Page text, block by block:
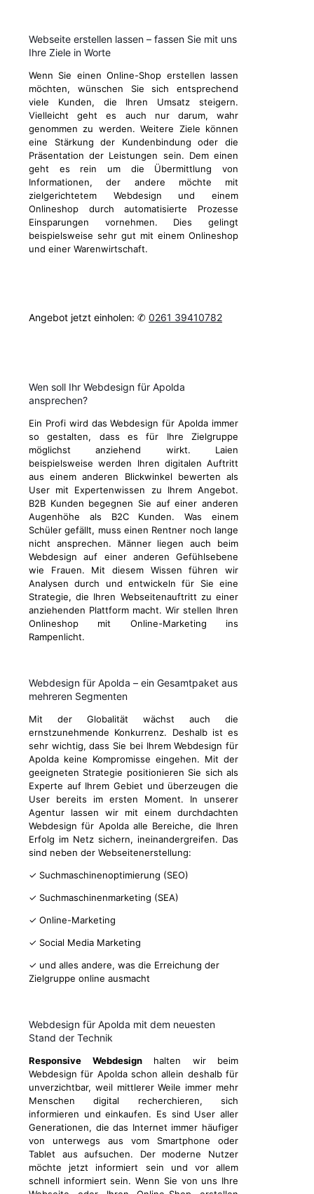
Webseite erstellen lassen – fassen Sie mit uns
Ihre Ziele in Worte
Wenn Sie einen Online-Shop erstellen lassen
möchten, wünschen Sie sich entsprechend
viele Kunden, die Ihren Umsatz steigern.
Vielleicht geht es auch nur darum, wahr
genommen zu werden. Weitere Ziele können
eine Stärkung der Kundenbindung oder die
Präsentation der Leistungen sein. Dem einen
geht es rein um die Übermittlung von
Informationen, der andere möchte mit
zielgerichtetem Webdesign und einem
Onlineshop durch automatisierte Prozesse
Einsparungen vornehmen. Dies gelingt
beispielsweise sehr gut mit einem Onlineshop
und einer Warenwirtschaft.
Angebot jetzt einholen: ✆ 0261 39410782
Wen soll Ihr Webdesign für Apolda
ansprechen?
Ein Profi wird das Webdesign für Apolda immer
so gestalten, dass es für Ihre Zielgruppe
möglichst anziehend wirkt. Laien
beispielsweise werden Ihren digitalen Auftritt
aus einem anderen Blickwinkel bewerten als
User mit Expertenwissen zu Ihrem Angebot.
B2B Kunden begegnen Sie auf einer anderen
Augenhöhe als B2C Kunden. Was einem
Schüler gefällt, muss einen Rentner noch lange
nicht ansprechen. Männer liegen auch beim
Webdesign auf einer anderen Gefühlsebene
wie Frauen. Mit diesem Wissen führen wir
Analysen durch und entwickeln für Sie eine
Strategie, die Ihren Webseitenauftritt zu einer
anziehenden Plattform macht. Wir stellen Ihren
Onlineshop mit Online-Marketing ins
Rampenlicht.
Webdesign für Apolda – ein Gesamtpaket aus
mehreren Segmenten
Mit der Globalität wächst auch die
ernstzunehmende Konkurrenz. Deshalb ist es
sehr wichtig, dass Sie bei Ihrem Webdesign für
Apolda keine Kompromisse eingehen. Mit der
geeigneten Strategie positionieren Sie sich als
Experte auf Ihrem Gebiet und überzeugen die
User bereits im ersten Moment. In unserer
Agentur lassen wir mit einem durchdachten
Webdesign für Apolda alle Bereiche, die Ihren
Erfolg im Netz sichern, ineinandergreifen. Das
sind neben der Webseitenerstellung:
✓ Suchmaschinenoptimierung (SEO)
✓ Suchmaschinenmarketing (SEA)
✓ Online-Marketing
✓ Social Media Marketing
✓ und alles andere, was die Erreichung der
Zielgruppe online ausmacht
Webdesign für Apolda mit dem neuesten
Stand der Technik
Responsive Webdesignhalten wir beim
Webdesign für Apolda schon allein deshalb für
unverzichtbar, weil mittlerer Weile immer mehr
Menschen digital recherchieren, sich
informieren und einkaufen. Es sind User aller
Generationen, die das Internet immer häufiger
von unterwegs aus vom Smartphone oder
Tablet aus aufsuchen. Der moderne Nutzer
möchte jetzt informiert sein und vor allem
schnell informiert sein. Wenn Sie von uns Ihre